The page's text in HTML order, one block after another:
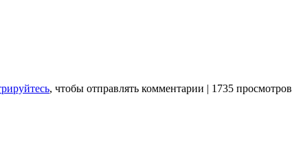
, чтобы отправлять комментарии | 1735 просмотров